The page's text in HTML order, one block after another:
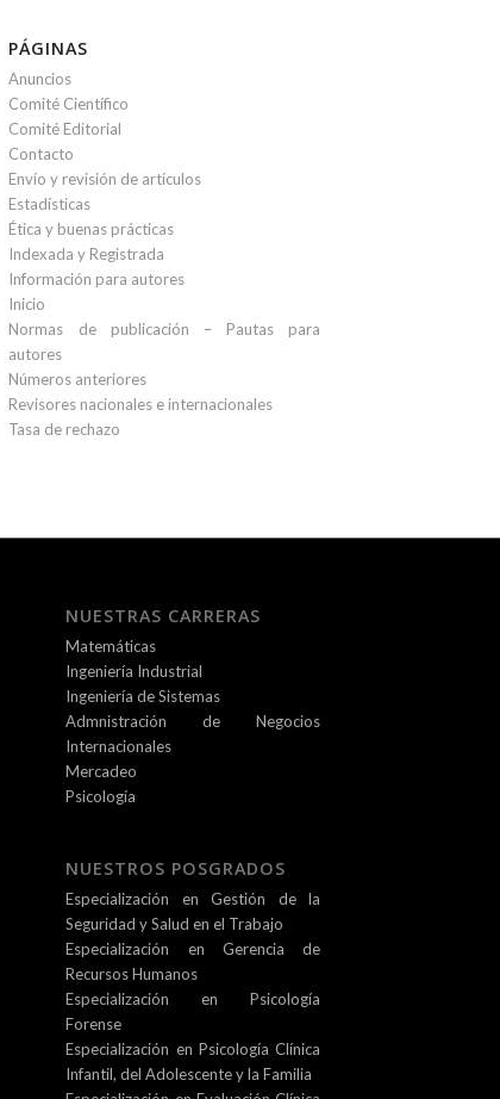
PÁGINAS
Anuncios
Comité Científico
Comité Editorial
Contacto
Envío y revisión de artículos
Estadísticas
Ética y buenas prácticas
Indexada y Registrada
Información para autores
Inicio
Normas de publicación – Pautas para
autores
Números anteriores
Revisores nacionales e internacionales
Tasa de rechazo
NUESTRAS CARRERAS
Matemáticas
Ingeniería Industrial
Ingeniería de Sistemas
Admnistración de Negocios
Internacionales
Mercadeo
Psicología
NUESTROS POSGRADOS
Especialización en Gestión de la
Seguridad y Salud en el Trabajo
Especialización en Gerencia de
Recursos Humanos
Especialización en Psicología
Forense
Especialización en Psicología Clínica
Infantil, del Adolescente y la Familia